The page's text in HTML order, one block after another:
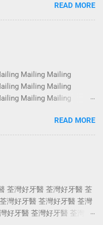
Portrait Services
Portrait Services
Portrait Services
Portrait Services
Portrait Services
Portrait Services
Portrait Services
Portrait Services
Portrait Services
Portrait Services
READ MORE
Mailing Mailing
Mailing Mailing
Mailing Mailing
Mailing Mailing
Mailing Mailing
Mailing Mailing
Mailing Mailing
Mailing Mailing
Mailing Mailing
Mailing Mailing
READ MORE
荃灣好牙醫 荃灣好牙醫 荃
灣好牙醫 荃灣好牙醫 荃灣
好牙醫 荃灣好牙醫 荃灣好